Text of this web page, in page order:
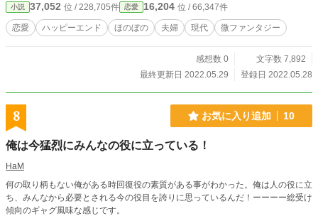
小説 37,052 位 / 228,705件 恋愛 16,204 位 / 66,347件
恋愛 ハッピーエンド ほのぼの 夫婦 現代 微ファンタジー
感想数 0
文字数 7,892
最終更新日 2022.05.29
登録日 2022.05.28
8 お気に入り追加 10
俺は今猛烈にみんなの役に立っている！
HaM
何の取り柄もない俺がある時回復役の素質がある事がわかった。俺は人の役に立
ち、みんなから必要とされる今の役目を誇りに思っているんだ！ーーーー総受け
傾向のギャグ風味な感じです。